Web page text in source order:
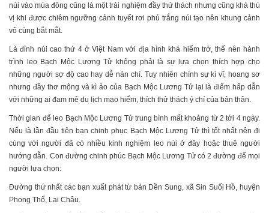
núi vào mùa đông cũng là một trải nghiệm đầy thử thách nhưng cũng khá thú
vị khi được chiêm ngưỡng cảnh tuyết rơi phủ trắng núi tạo nên khung cảnh
vô cùng bắt mắt.
Là đỉnh núi cao thứ 4 ở Việt Nam với địa hình khá hiểm trở, thế nên hành
trình leo Bạch Mộc Lương Tử không phải là sự lựa chọn thích hợp cho
những người sợ độ cao hay dễ nản chí. Tuy nhiên chính sự kì vĩ, hoang sơ
nhưng đầy thơ mộng và kì ảo của Bạch Mộc Lương Tử lại là điểm hấp dẫn
với những ai đam mê du lịch mạo hiểm, thích thử thách ý chí của bản thân.
Thời gian để leo Bạch Mộc Lương Tử trung bình mất khoảng từ 2 tới 4 ngày.
Nếu là lần đầu tiên bạn chinh phục Bạch Mộc Lương Tử thì tốt nhất nên đi
cùng với người đã có nhiều kinh nghiệm leo núi ở đây hoặc thuê người
hướng dẫn. Con đường chinh phúc Bạch Mộc Lương Tử có 2 đường để mọi
người lựa chọn:
Đường thứ nhất các bạn xuất phát từ bản Dền Sung, xã Sin Suối Hồ, huyện
Phong Thổ, Lai Châu.